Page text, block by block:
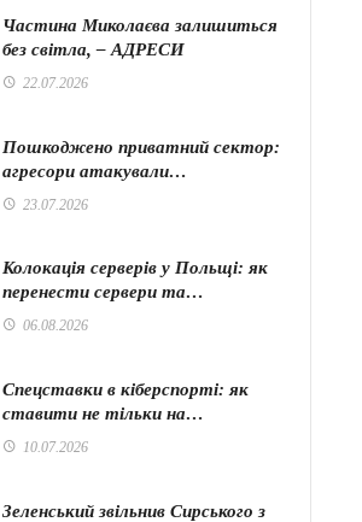
Частина Миколаєва залишиться
без світла, – АДРЕСИ
22.07.2026
Пошкоджено приватний сектор:
агресори атакували…
23.07.2026
Колокація серверів у Польщі: як
перенести сервери та…
06.08.2026
Спецставки в кіберспорті: як
ставити не тільки на…
10.07.2026
Зеленський звільнив Сирського з